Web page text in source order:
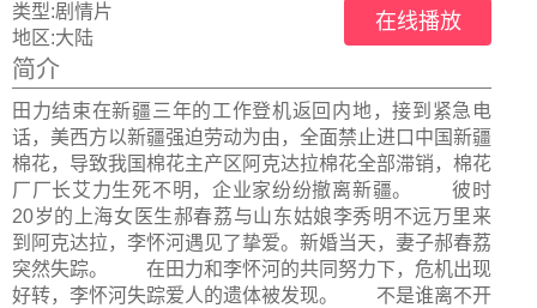
类型:剧情片
地区:大陆
在线播放
简介
田力结束在新疆三年的工作登机返回内地，接到紧急电
话，美西方以新疆强迫劳动为由，全面禁止进口中国新疆
棉花，导致我国棉花主产区阿克达拉棉花全部滞销，棉花
厂厂长艾力生死不明，企业家纷纷撤离新疆。 彼时
20岁的上海女医生郝春荔与山东姑娘李秀明不远万里来
到阿克达拉，李怀河遇见了挚爱。新婚当天，妻子郝春荔
突然失踪。 在田力和李怀河的共同努力下，危机出现
好转，李怀河失踪爱人的遗体被发现。 不是谁离不开